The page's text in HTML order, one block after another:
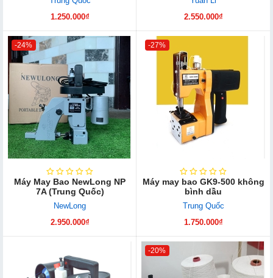
1.250.000₫
2.550.000₫
-24%
Máy May Bao NewLong NP
7A (Trung Quốc)
NewLong
2.950.000₫
-27%
Máy may bao GK9-500 không
bình dầu
Trung Quốc
1.750.000₫
-20%